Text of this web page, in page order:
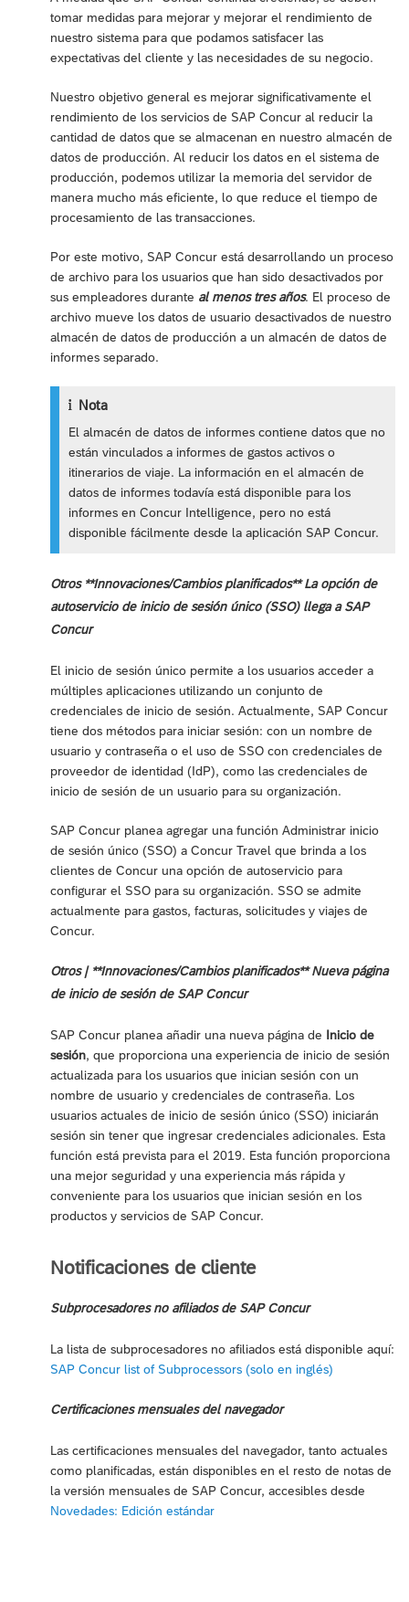
tomar medidas para mejorar y mejorar el rendimiento de
nuestro sistema para que podamos satisfacer las
expectativas del cliente y las necesidades de su negocio.
Nuestro objetivo general es mejorar significativamente el
rendimiento de los servicios de SAP Concur al reducir la
cantidad de datos que se almacenan en nuestro almacén de
datos de producción. Al reducir los datos en el sistema de
producción, podemos utilizar la memoria del servidor de
manera mucho más eficiente, lo que reduce el tiempo de
procesamiento de las transacciones.
Por este motivo, SAP Concur está desarrollando un proceso
de archivo para los usuarios que han sido desactivados por
sus empleadores durante al menos tres años. El proceso de
archivo mueve los datos de usuario desactivados de nuestro
almacén de datos de producción a un almacén de datos de
informes separado.
Nota
El almacén de datos de informes contiene datos que no
están vinculados a informes de gastos activos o
itinerarios de viaje. La información en el almacén de
datos de informes todavía está disponible para los
informes en Concur Intelligence, pero no está
disponible fácilmente desde la aplicación SAP Concur.
Otros **Innovaciones/Cambios planificados** La opción de
autoservicio de inicio de sesión único (SSO) llega a SAP
Concur
El inicio de sesión único permite a los usuarios acceder a
múltiples aplicaciones utilizando un conjunto de
credenciales de inicio de sesión. Actualmente, SAP Concur
tiene dos métodos para iniciar sesión: con un nombre de
usuario y contraseña o el uso de SSO con credenciales de
proveedor de identidad (IdP), como las credenciales de
inicio de sesión de un usuario para su organización.
SAP Concur planea agregar una función Administrar inicio
de sesión único (SSO) a Concur Travel que brinda a los
clientes de Concur una opción de autoservicio para
configurar el SSO para su organización. SSO se admite
actualmente para gastos, facturas, solicitudes y viajes de
Concur.
Otros | **Innovaciones/Cambios planificados** Nueva página
de inicio de sesión de SAP Concur
SAP Concur planea añadir una nueva página de Inicio de
sesión, que proporciona una experiencia de inicio de sesión
actualizada para los usuarios que inician sesión con un
nombre de usuario y credenciales de contraseña. Los
usuarios actuales de inicio de sesión único (SSO) iniciarán
sesión sin tener que ingresar credenciales adicionales. Esta
función está prevista para el 2019. Esta función proporciona
una mejor seguridad y una experiencia más rápida y
conveniente para los usuarios que inician sesión en los
productos y servicios de SAP Concur.
Notificaciones de cliente
Subprocesadores no afiliados de SAP Concur
La lista de subprocesadores no afiliados está disponible aquí:
SAP Concur list of Subprocessors (solo en inglés)
Certificaciones mensuales del navegador
Las certificaciones mensuales del navegador, tanto actuales
como planificadas, están disponibles en el resto de notas de
la versión mensuales de SAP Concur, accesibles desde
Novedades: Edición estándar